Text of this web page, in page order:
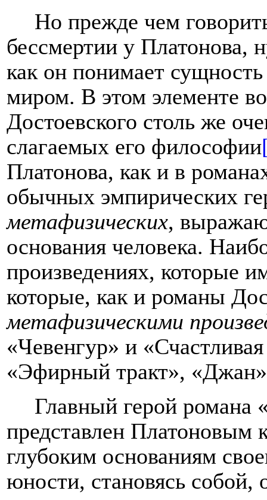
Но прежде чем
бессмертии у Платонова,
как он понимает
миром. В этом элементе
Достоевского столь же
слагаемых его философии
Платонова, как и в
обычных эмпирических
метафизических,
основания человека.
произведениях, которые
которые, как и романы
метафизическими
«Чевенгур» и
«Эфирный тракт»,
Главный герой романа
представлен Платоновым
глубоким основаниям
юности, становясь собой,